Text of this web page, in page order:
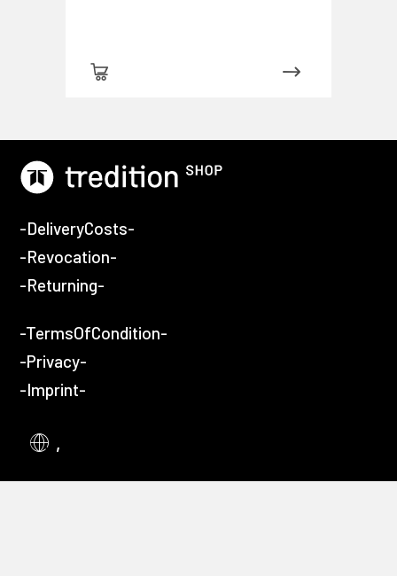
-DeliveryCosts-
-Revocation-
-Returning-
-TermsOfCondition-
-Privacy-
-Imprint-
,